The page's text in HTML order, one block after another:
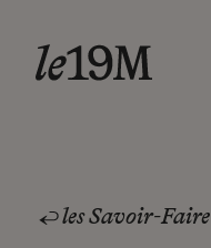
les Savoir-Faire